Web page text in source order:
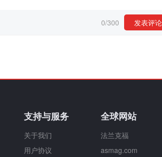
0/300 发表评论
支持与服务
关于我们
用户协议
全球网站
法兰克福
asmag.com